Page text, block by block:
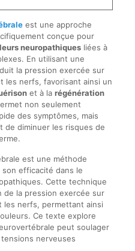
est une approche
conçue pour
neuropathiquesliées à
En utilisant une
la pression exercée sur
les nerfs, favorisant ainsi un
et à la régénération
non seulement
des symptômes, mais
de diminuer les risques de
est une méthode
efficacité dans le
Cette technique
de la pression exercée sur
les nerfs, permettant ainsi
Ce texte explore
peut soulager
nerveuses